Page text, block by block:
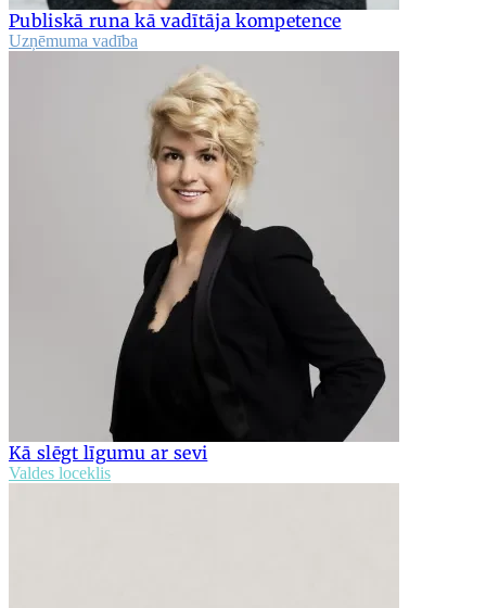
Publiskā runa kā vadītāja kompetence
Uzņēmuma vadība
Kā slēgt līgumu ar sevi
Valdes loceklis